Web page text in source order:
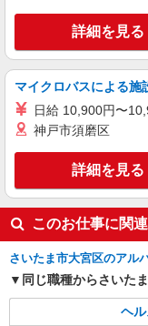
詳細を見る
マイクロバスによる施
日給 10,900円〜
神戸市須磨区
詳細を見る
このお仕事に関
さいたま市大宮区のアル
同じ職種からさいた
ヘ